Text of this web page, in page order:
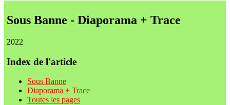
Sous Banne - Diaporama + Trace
2022
Index de l'article
Sous Banne
Diaporama + Trace
Toutes les pages